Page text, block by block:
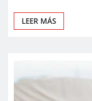
LEER MÁS